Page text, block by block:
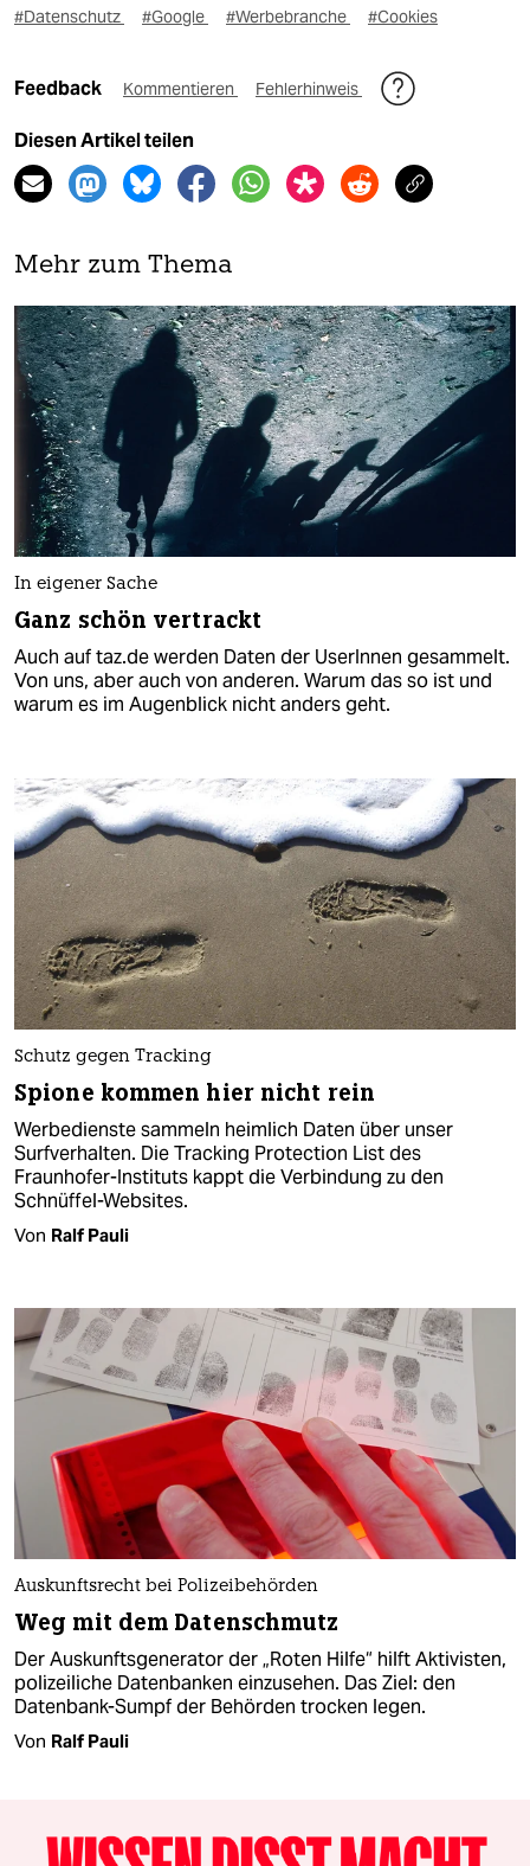
#Datenschutz #Google #Werbebranche #Cookies
Feedback Kommentieren Fehlerhinweis
Diesen Artikel teilen
Mehr zum Thema
In eigener Sache
Ganz schön vertrackt
Auch auf taz.de werden Daten der UserInnen gesammelt.
Von uns, aber auch von anderen. Warum das so ist und
warum es im Augenblick nicht anders geht.
Schutz gegen Tracking
Spione kommen hier nicht rein
Werbedienste sammeln heimlich Daten über unser
Surfverhalten. Die Tracking Protection List des
Fraunhofer-Instituts kappt die Verbindung zu den
Schnüffel-Websites.
Von Ralf Pauli
Auskunftsrecht bei Polizeibehörden
Weg mit dem Datenschmutz
Der Auskunftsgenerator der „Roten Hilfe“ hilft Aktivisten,
polizeiliche Datenbanken einzusehen. Das Ziel: den
Datenbank-Sumpf der Behörden trocken legen.
Von Ralf Pauli